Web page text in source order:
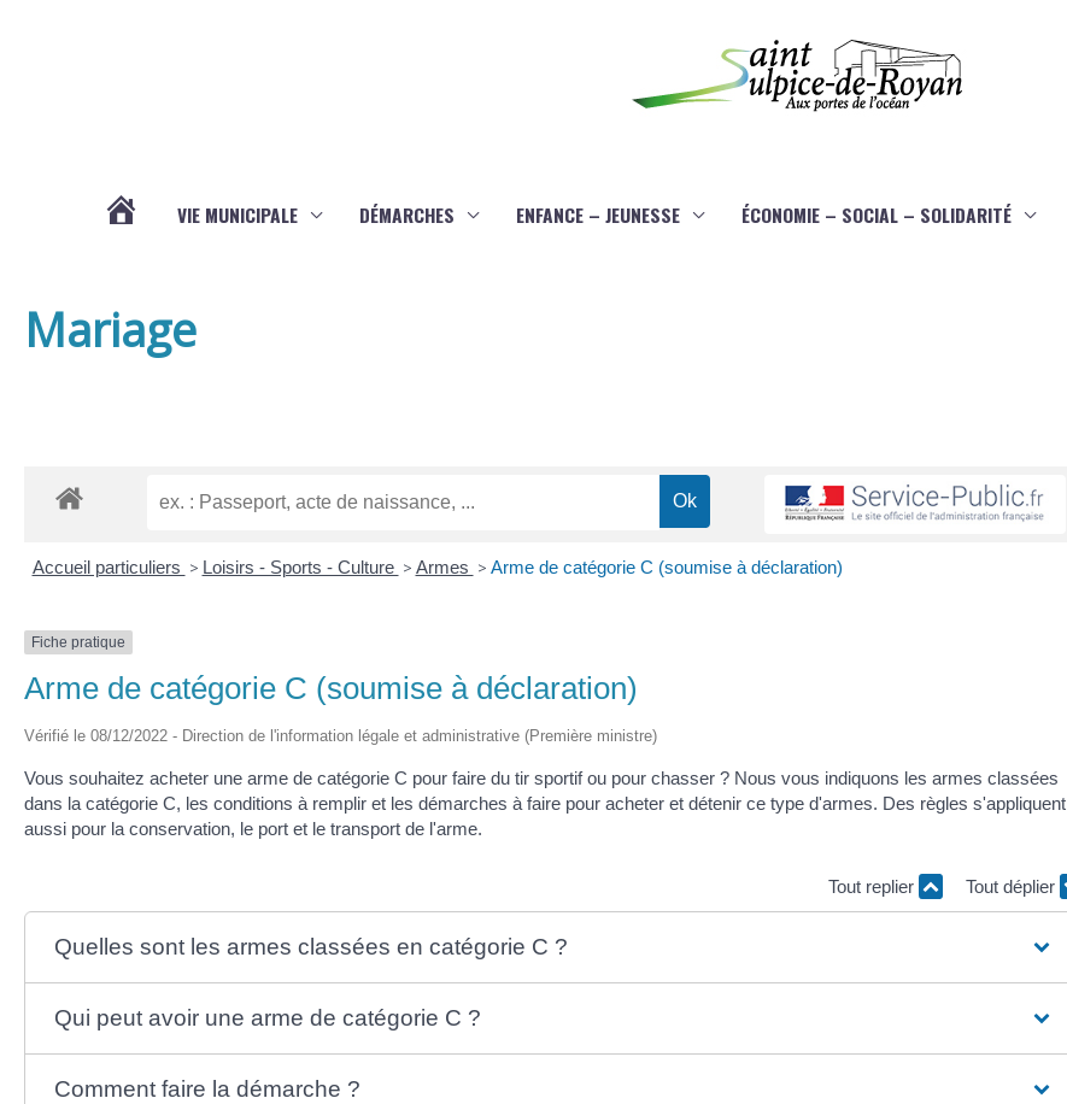
VIE MUNICIPALE DÉMARCHES ENFANCE – JEUNESSE ÉCONOMIE – SOCIAL – SOLIDARITÉ
Mariage
Accueil particuliers > Loisirs - Sports - Culture > Armes > Arme de catégorie C (soumise à déclaration)
Fiche pratique
Arme de catégorie C (soumise à déclaration)
Vérifié le 08/12/2022 - Direction de l'information légale et administrative (Première ministre)
Vous souhaitez acheter une arme de catégorie C pour faire du tir sportif ou pour chasser ? Nous vous indiquons les armes classées
dans la catégorie C, les conditions à remplir et les démarches à faire pour acheter et détenir ce type d'armes. Des règles s'appliquent
aussi pour la conservation, le port et le transport de l'arme.
Tout replier Tout déplier
Quelles sont les armes classées en catégorie C ?
Qui peut avoir une arme de catégorie C ?
Comment faire la démarche ?